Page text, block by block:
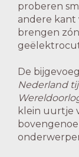
proberen
andere kant
brengen
De
Nederland
klein uurtje